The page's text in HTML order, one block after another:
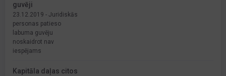
guvēji
23.12.2019 - Juridiskās
personas patieso
labuma guvēju
noskaidrot nav
iespējams
Kapitāla daļas citos